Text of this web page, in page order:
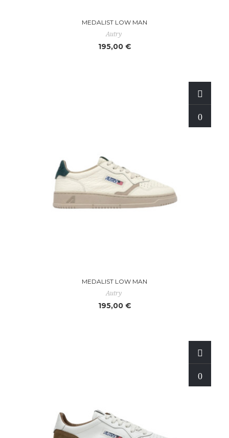
MEDALIST LOW MAN
Autry
195,00 €
MEDALIST LOW MAN
Autry
195,00 €